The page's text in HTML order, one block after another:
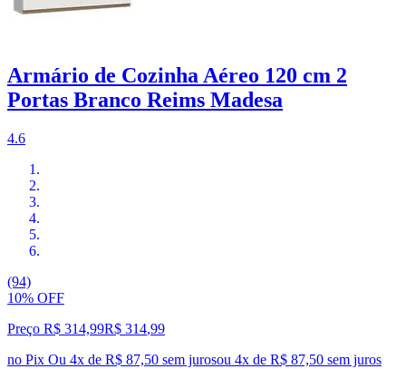
Armário de Cozinha Aéreo 120 cm 2
Portas Branco Reims Madesa
4.6
(94)
10% OFF
Preço R$ 314,99R$ 314,99
no Pix Ou 4x de R$ 87,50 sem jurosou 4x de R$ 87,50 sem juros